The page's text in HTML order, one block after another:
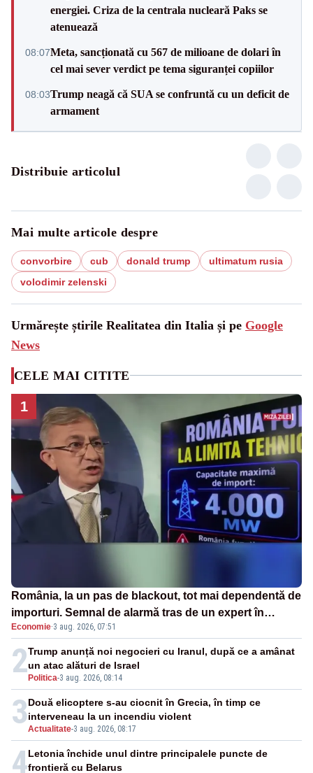
energiei. Criza de la centrala nucleară Paks se
atenuează
08:07Meta, sancționată cu 567 de milioane de dolari în
cel mai sever verdict pe tema siguranței copiilor
08:03Trump neagă că SUA se confruntă cu un deficit de
armament
Distribuie articolul
Mai multe articole despre
convorbire cub donald trump
ultimatum rusia
volodimir zelenski
Urmărește știrile Realitatea din Italia și pe Google
News
CELE MAI CITITE
1
România, la un pas de blackout, tot mai dependentă de
importuri. Semnal de alarmă tras de un expert în
energie
Economie·3 aug. 2026, 07:51
2 Politica-3 aug. 2026, 08:14
Trump anunță noi negocieri cu Iranul, după ce a amânat
un atac alături de Israel
3Actualitate-3 aug. 2026, 08:17
Două elicoptere s-au ciocnit în Grecia, în timp ce
interveneau la un incendiu violent
4Letonia închide unul dintre principalele puncte de
frontieră cu Belarus